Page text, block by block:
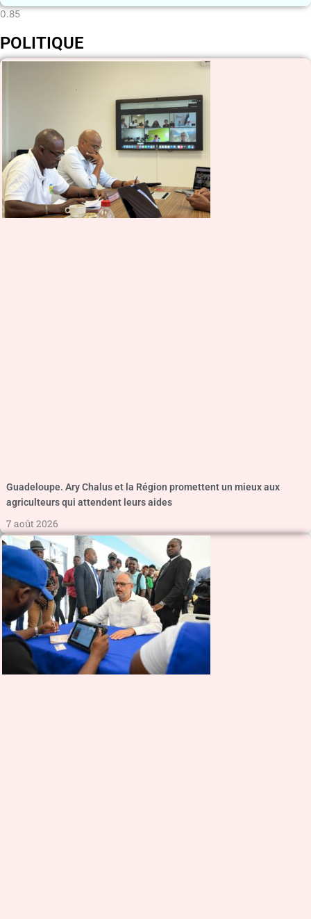
POLITIQUE
Guadeloupe. Ary Chalus et la Région promettent un mieux aux
agriculteurs qui attendent leurs aides
7 août 2026